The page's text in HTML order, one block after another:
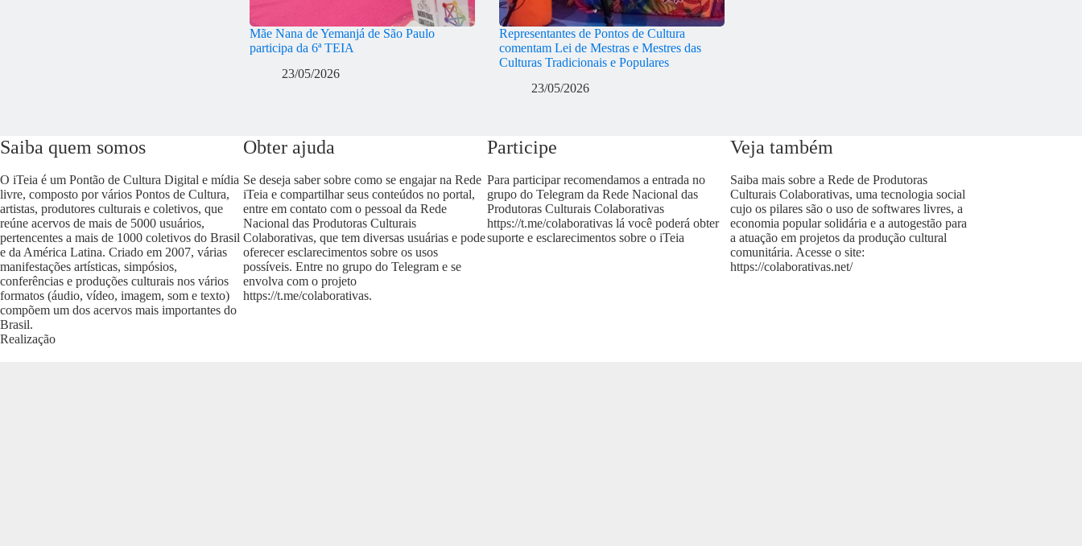
Mãe Nana de Yemanjá de São Paulo
participa da 6ª TEIA
23/05/2026
Representantes de Pontos de Cultura
comentam Lei de Mestras e Mestres das
Culturas Tradicionais e Populares
23/05/2026
Saiba quem somos
O iTeia é um Pontão de Cultura Digital e mídia
livre, composto por vários Pontos de Cultura,
artistas, produtores culturais e coletivos, que
reúne acervos de mais de 5000 usuários,
pertencentes a mais de 1000 coletivos do Brasil
e da América Latina. Criado em 2007, várias
manifestações artísticas, simpósios,
conferências e produções culturais nos vários
formatos (áudio, vídeo, imagem, som e texto)
compõem um dos acervos mais importantes do
Brasil.
Obter ajuda
Se deseja saber sobre como se engajar na Rede
iTeia e compartilhar seus conteúdos no portal,
entre em contato com o pessoal da Rede
Nacional das Produtoras Culturais
Colaborativas, que tem diversas usuárias e pode
oferecer esclarecimentos sobre os usos
possíveis. Entre no grupo do Telegram e se
envolva com o projeto
https://t.me/colaborativas.
Participe
Para participar recomendamos a entrada no
grupo do Telegram da Rede Nacional das
Produtoras Culturais Colaborativas
https://t.me/colaborativaslá você poderá obter
suporte e esclarecimentos sobre o iTeia
Veja também
Saiba mais sobre a Rede de Produtoras
Culturais Colaborativas, uma tecnologia social
cujo os pilares são o uso de softwares livres, a
economia popular solidária e a autogestão para
a atuação em projetos da produção cultural
comunitária. Acesse o site:
https://colaborativas.net/
Realização